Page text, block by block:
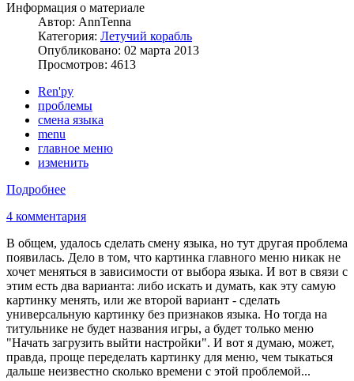
Информация о материале
Автор: AnnTenna
Категория: Летучий корабль
Опубликовано: 02 марта 2013
Просмотров: 4613
Ren'py
проблемы
смена языка
menu
главное меню
изменить
Подробнее
4 комментария
В общем, удалось сделать смену языка, но тут другая проблема
появилась. Дело в том, что картинка главного меню никак не
хочет меняться в зависимости от выбора языка. И вот в связи с
этим есть два варианта: либо искать и думать, как эту самую
картинку менять, или же второй вариант - сделать
универсальную картинку без признаков языка. Но тогда на
титульнике не будет названия игры, а будет только меню
"Начать загрузить выйти настройки". И вот я думаю, может,
правда, проще переделать картинку для меню, чем тыкаться
дальше неизвестно сколько времени с этой проблемой...